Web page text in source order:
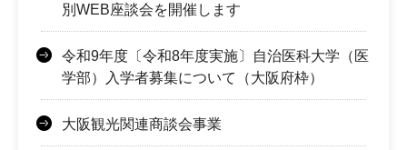
別WEB座談会を開催します
令和9年度〔令和8年度実施〕自治医科大学（医
学部）入学者募集について（大阪府枠）
大阪観光関連商談会事業